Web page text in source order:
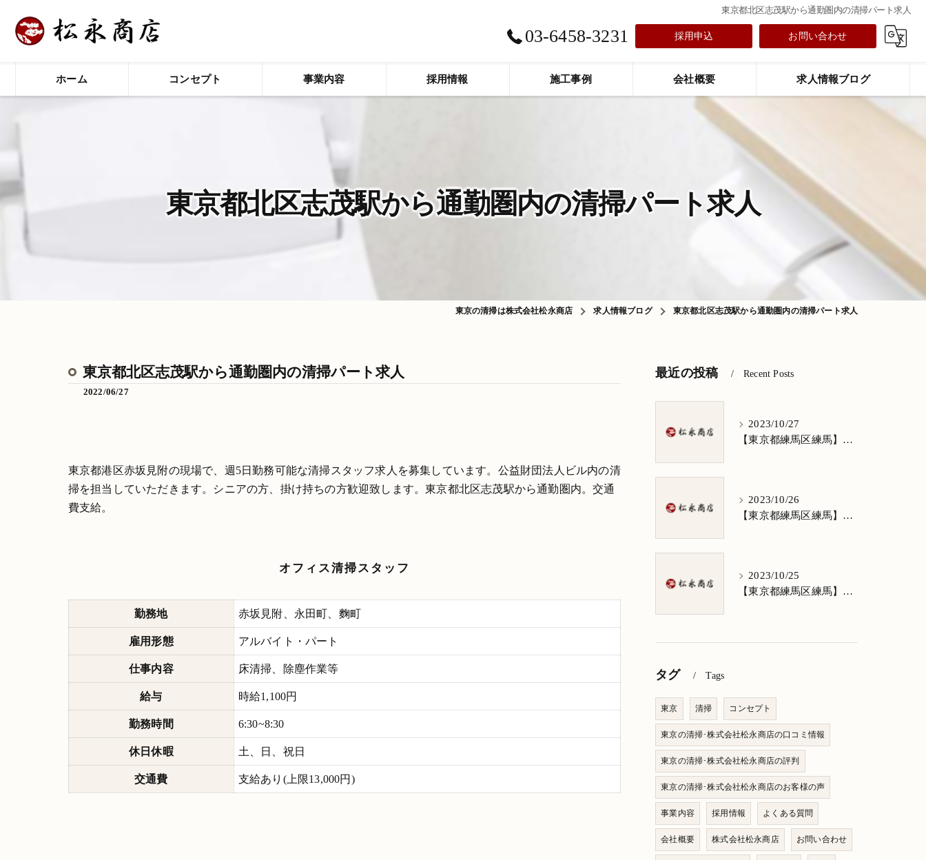
東京都北区志茂駅から通勤圏内の清掃パート求人
03-6458-3231 採用申込 お問い合わせ
ホーム コンセプト 事業内容 採用情報 施工事例 会社概要 求人情報ブログ
東京都北区志茂駅から通勤圏内の清掃パート求人
東京の清掃は株式会社松永商店 求人情報ブログ 東京都北区志茂駅から通勤圏内の清掃パート求人
東京都北区志茂駅から通勤圏内の清掃パート求人
2022/06/27
東京都港区赤坂見附の現場で、週5日勤務可能な清掃スタッフ求人を募集しています。公益財団法人ビル内の清
掃を担当していただきます。シニアの方、掛け持ちの方歓迎致します。東京都北区志茂駅から通勤圏内。交通
費支給。
オフィス清掃スタッフ
勤務地 赤坂見附、永田町、麴町
雇用形態 アルバイト・パート
仕事内容 床清掃、除塵作業等
給与 時給1,100円
勤務時間 6:30~8:30
休日休暇 土、日、祝日
交通費 支給あり(上限13,000円)
最近の投稿 Recent Posts
2023/10/27
【東京都練馬区練馬】清掃求人★1日3h/週5日/祝日お休み★谷原在住の方歓迎
2023/10/26
【東京都練馬区練馬】清掃求人★1日3h/週5日/祝日お休み★南田中在住の方歓迎
2023/10/25
【東京都練馬区練馬】清掃求人★1日3h/週5日/祝日お休み★南大泉在住の方歓迎
タグ Tags
東京 清掃 コンセプト
東京の清掃･株式会社松永商店の口コミ情報
東京の清掃･株式会社松永商店の評判
東京の清掃･株式会社松永商店のお客様の声
事業内容 採用情報 よくある質問
会社概要 株式会社松永商店 お問い合わせ